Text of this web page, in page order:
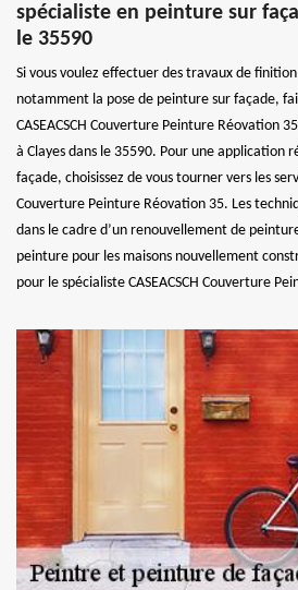
spécialiste en peinture sur
le 35590
Si vous voulez effectuer des travaux de
notamment la pose de peinture sur façade,
CASEACSCH Couverture Peinture Réovation
à Clayes dans le 35590. Pour une application
façade, choisissez de vous tourner vers les
Couverture Peinture Réovation 35. Les
dans le cadre d’un renouvellement de
peinture pour les maisons nouvellement
pour le spécialiste CASEACSCH Couverture